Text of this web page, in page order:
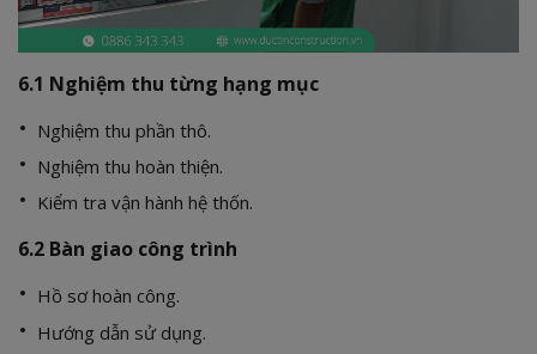
6.1 Nghiệm thu từng hạng mục
Nghiệm thu phần thô.
Nghiệm thu hoàn thiện.
Kiểm tra vận hành hệ thốn.
6.2 Bàn giao công trình
Hồ sơ hoàn công.
Hướng dẫn sử dụng.